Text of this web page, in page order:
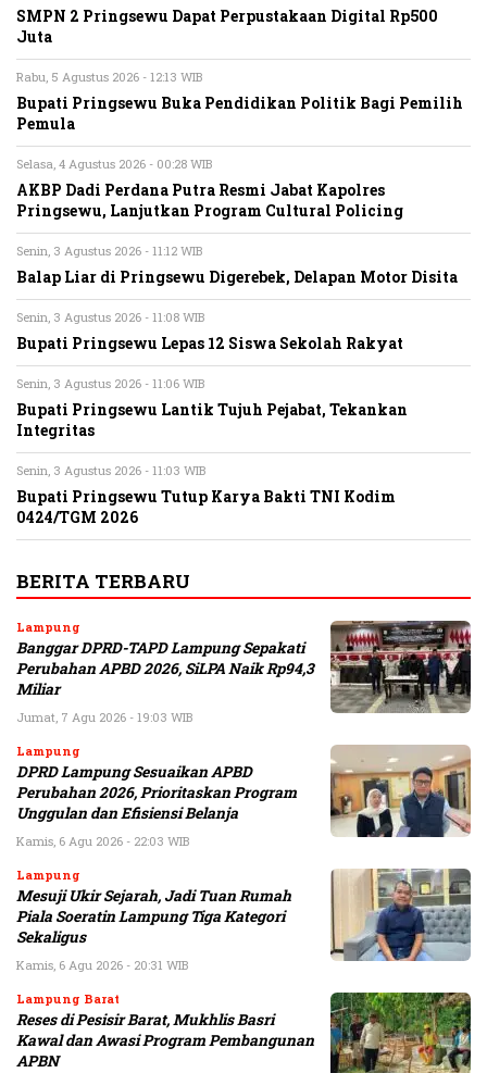
SMPN 2 Pringsewu Dapat Perpustakaan Digital Rp500
Juta
Rabu, 5 Agustus 2026 - 12:13 WIB
Bupati Pringsewu Buka Pendidikan Politik Bagi Pemilih
Pemula
Selasa, 4 Agustus 2026 - 00:28 WIB
AKBP Dadi Perdana Putra Resmi Jabat Kapolres
Pringsewu, Lanjutkan Program Cultural Policing
Senin, 3 Agustus 2026 - 11:12 WIB
Balap Liar di Pringsewu Digerebek, Delapan Motor Disita
Senin, 3 Agustus 2026 - 11:08 WIB
Bupati Pringsewu Lepas 12 Siswa Sekolah Rakyat
Senin, 3 Agustus 2026 - 11:06 WIB
Bupati Pringsewu Lantik Tujuh Pejabat, Tekankan
Integritas
Senin, 3 Agustus 2026 - 11:03 WIB
Bupati Pringsewu Tutup Karya Bakti TNI Kodim
0424/TGM 2026
BERITA TERBARU
Lampung
Banggar DPRD-TAPD Lampung Sepakati
Perubahan APBD 2026, SiLPA Naik Rp94,3
Miliar
Jumat, 7 Agu 2026 - 19:03 WIB
Lampung
DPRD Lampung Sesuaikan APBD
Perubahan 2026, Prioritaskan Program
Unggulan dan Efisiensi Belanja
Kamis, 6 Agu 2026 - 22:03 WIB
Lampung
Mesuji Ukir Sejarah, Jadi Tuan Rumah
Piala Soeratin Lampung Tiga Kategori
Sekaligus
Kamis, 6 Agu 2026 - 20:31 WIB
Lampung Barat
Reses di Pesisir Barat, Mukhlis Basri
Kawal dan Awasi Program Pembangunan
APBN